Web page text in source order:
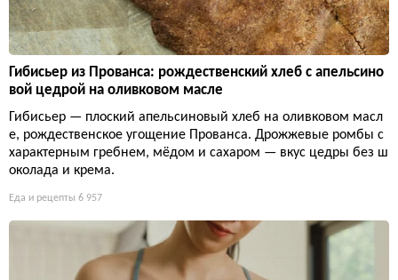
Гибисьер из Прованса: рождественский хлеб с апельсино
вой цедрой на оливковом масле
Гибисьер — плоский апельсиновый хлеб на оливковом масл
е, рождественское угощение Прованса. Дрожжевые ромбы с
характерным гребнем, мёдом и сахаром — вкус цедры без ш
околада и крема.
Еда и рецепты 6 957